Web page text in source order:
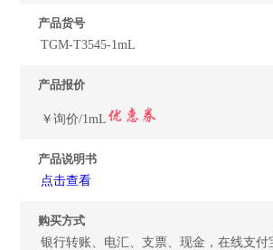
产品货号
TGM-T3545-1mL
产品报价
￥询价/1mL
产品说明书
点击查看
购买方式
银行转账、电汇、支票、现金，在线支付